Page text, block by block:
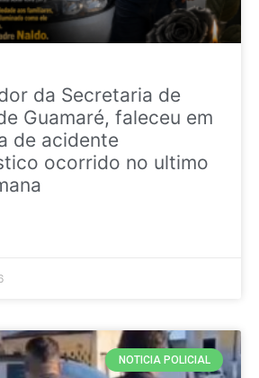
da Secretaria de
Guamaré, faleceu em
de acidente
ocorrido no ultimo
NOTICIA POLICIAL